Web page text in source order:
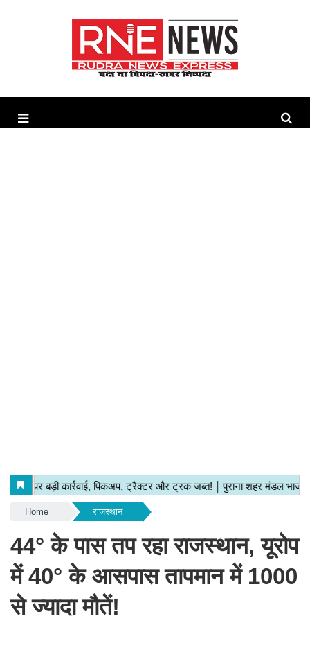
Home राजस्थान
44° के पास तप रहा राजस्थान, यूरोप
में 40° के आसपास तापमान में 1000
से ज्यादा मौतें!